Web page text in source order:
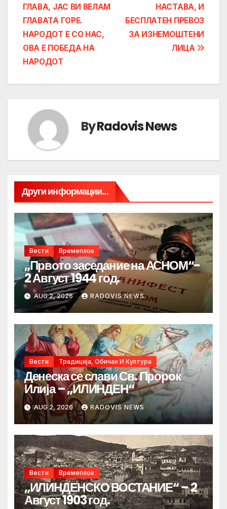
НАСТАВА, И
БЕСПЛАТЕН ПРЕВОЗ
ЗА ИЗНЕМОШТЕНИ
ЛИЦА
ГЛАВА, ЈАС ВИ ВЕЛАМ
ГЛАВАТА ГОРЕ.
НАРОДОТ Е СО НАС,
ОВА Е ПОБЕДА НА
НАРОДОТ
ByRadovis News
Други информации...
Вести Времеплов
„Првото заседание на АСНОМ“-
2 Август 1944 год.
AUG 2, 2026 RADOVIS NEWS
Вести Традиција, Обичаи И Култура
Денеска се слави Св. Пророк
Илија – „ИЛИНДЕН“
AUG 2, 2026 RADOVIS NEWS
Вести Времеплов
„ИЛИНДЕНСКО ВОСТАНИЕ“ – 2
Август 1903 год.